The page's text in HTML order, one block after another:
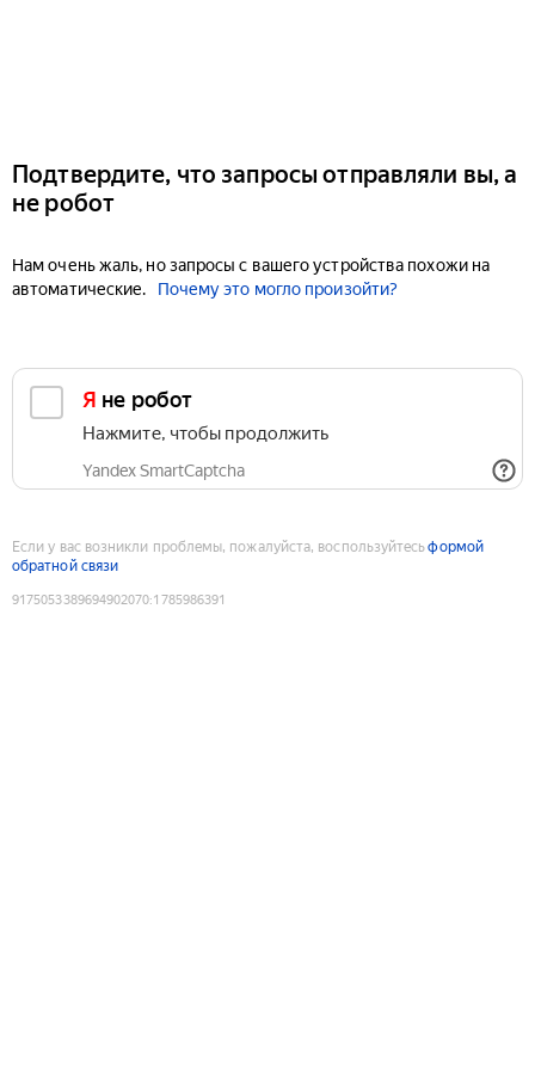
Подтвердите, что запросы отправляли вы, а
не робот
Нам очень жаль, но запросы с вашего устройства похожи на
автоматические.
Почему это могло произойти?
Я не робот
Нажмите, чтобы продолжить
Yandex SmartCaptcha
Если у вас возникли проблемы, пожалуйста, воспользуйтесьформой
обратной связи
9175053389694902070:1785986391